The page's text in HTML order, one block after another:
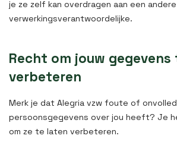
je ze zelf kan overdragen aan een andere
verwerkingsverantwoordelijke.
Recht om jouw gegevens
verbeteren
Merk je dat Alegria vzw foute of
persoonsgegevens over jou heeft? Je
om ze te laten verbeteren.